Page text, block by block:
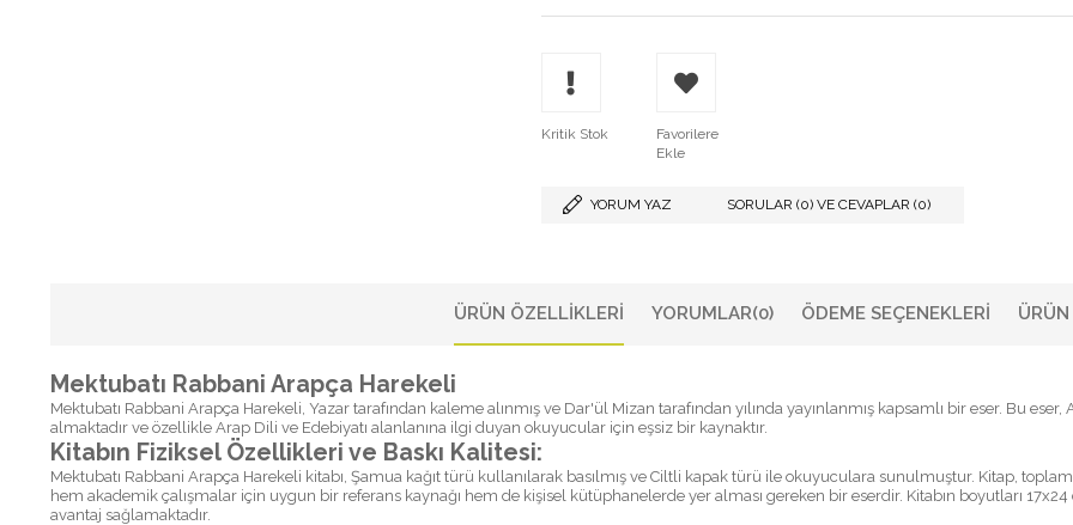
Kritik Stok
Favorilere
Ekle
YORUM YAZ SORULAR (0) VE CEVAPLAR (0)
ÜRÜN ÖZELLIKLERI YORUMLAR(0) ÖDEME SEÇENEKLERI
Mektubatı Rabbani Arapça Harekeli
Mektubatı Rabbani Arapça Harekeli, Yazar tarafından kaleme alınmış ve Dar'ül Mizan tarafından yılında yayınlanmış kapsamlı bir eser. Bu
almaktadır ve özellikle Arap Dili ve Edebiyatı alanlanına ilgi duyan okuyucular için eşsiz bir kaynaktır.
Kitabın Fiziksel Özellikleri ve Baskı Kalitesi:
Mektubatı Rabbani Arapça Harekeli kitabı, Şamua kağıt türü kullanılarak basılmış ve Ciltli kapak türü ile okuyuculara sunulmuştur. Kitap,
hem akademik çalışmalar için uygun bir referans kaynağı hem de kişisel kütüphanelerde yer alması gereken bir eserdir. Kitabın boyutları
avantaj sağlamaktadır.